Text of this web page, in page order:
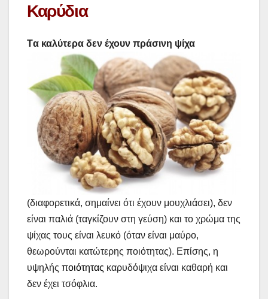
Καρύδια
Τα καλύτερα δεν έχουν πράσινη ψίχα
(διαφορετικά, σημαίνει ότι έχουν μουχλιάσει), δεν
είναι παλιά (ταγκίζουν στη γεύση) και το χρώμα της
ψίχας τους είναι λευκό (όταν είναι μαύρο,
θεωρούνται κατώτερης ποιότητας). Επίσης, η
υψηλής ποιότητας καρυδόψιχα είναι καθαρή και
δεν έχει τσόφλια.